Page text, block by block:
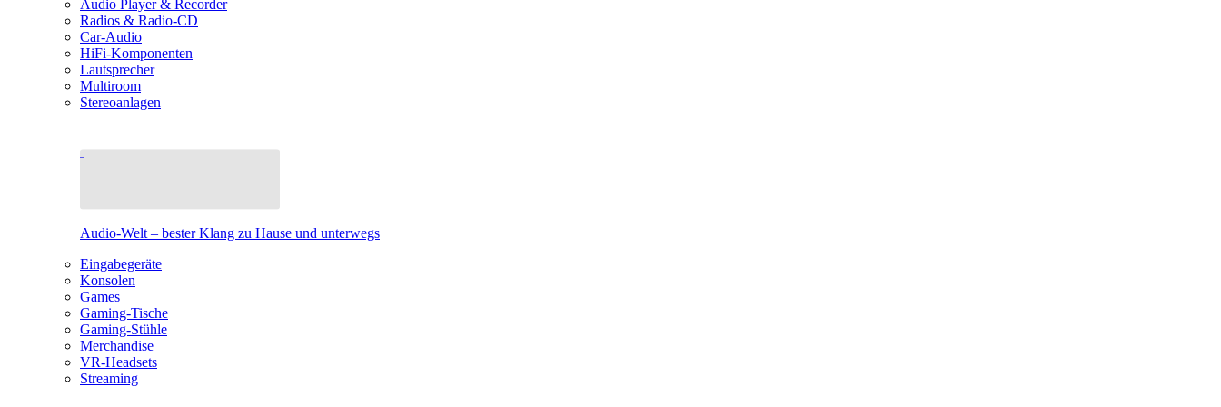
Audio Player & Recorder
Radios & Radio-CD
Car-Audio
HiFi-Komponenten
Lautsprecher
Multiroom
Stereoanlagen
Audio-Welt – bester Klang zu Hause und unterwegs
Eingabegeräte
Konsolen
Games
Gaming-Tische
Gaming-Stühle
Merchandise
VR-Headsets
Streaming